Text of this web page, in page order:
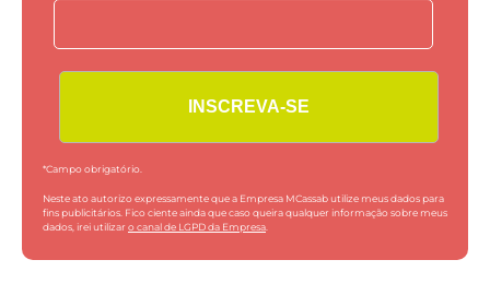
*Campo obrigatório.
Neste ato autorizo expressamente que a Empresa MCassab utilize meus dados para
fins publicitários. Fico ciente ainda que caso queira qualquer informação sobre meus
dados, irei utilizaro canal de LGPD da Empresa